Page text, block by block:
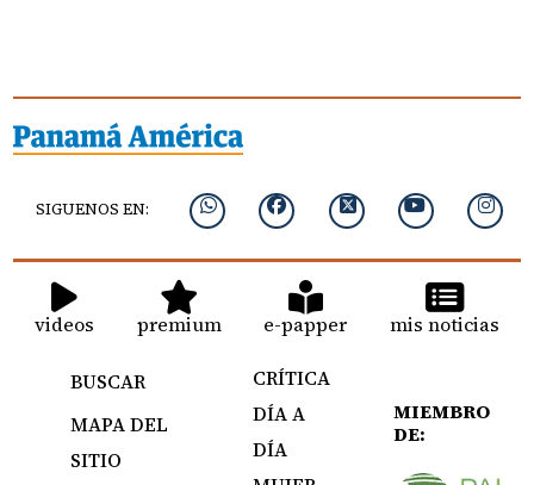
SIGUENOS EN:
videos premium e-papper mis noticias
BUSCAR
MAPA DEL
SITIO
CRÍTICA
DÍA A
DÍA
MIEMBRO
DE: